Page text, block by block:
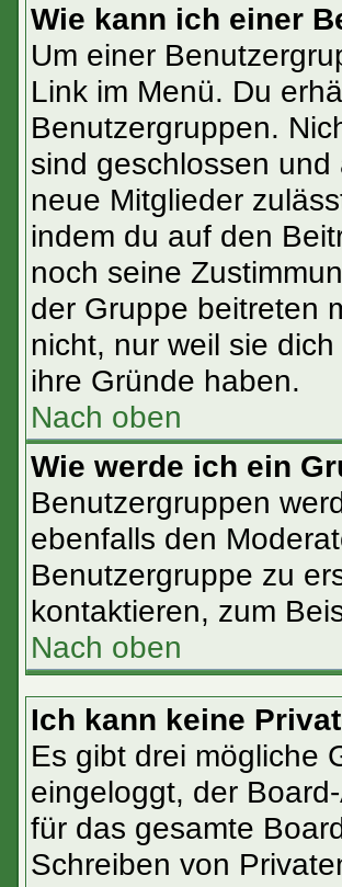
Wie kann ich einer
Um einer
Link im Menü. Du
Benutzergruppen.
sind geschlossen
neue Mitglieder
indem du auf den
noch seine
der Gruppe beitreten
nicht, nur weil sie
ihre Gründe haben.
Nach oben
Wie werde ich ein
Benutzergruppen
ebenfalls den
Benutzergruppe zu
kontaktieren, zum
Nach oben
Ich kann keine
Es gibt drei mögliche
eingeloggt, der
für das gesamte
Schreiben von